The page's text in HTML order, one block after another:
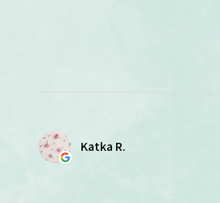
Katka R.